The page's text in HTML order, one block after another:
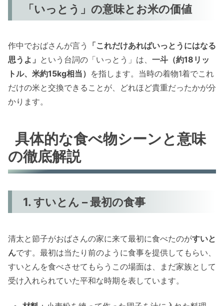
「いっとう」の意味とお米の価値
作中でおばさんが言う
「これだけあればいっとうにはなる
思うよ」 という台詞の「いっとう」は、 一斗（約18リッ
トル、米約15kg相当） を指します。当時の着物1着でこれ
だけの米と交換できることが、どれほど貴重だったかが分
かります。
具体的な食べ物シーンと意味
の徹底解説
1. すいとん – 最初の食事
清太と節子がおばさんの家に来て最初に食べたのがすいと
んです。最初は当たり前のように食事を提供してもらい、
すいとんを食べさせてもらうこの場面は、まだ家族として
受け入れられていた平和な時期を表しています。